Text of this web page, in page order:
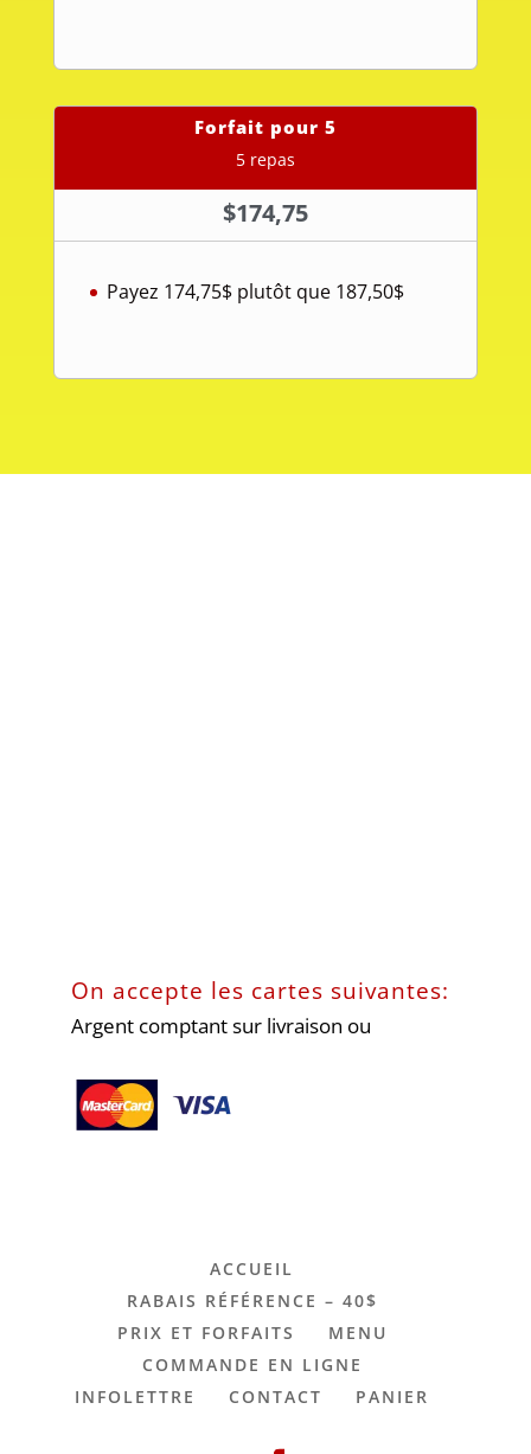
Forfait pour 5
5 repas
$174,75
Payez 174,75$ plutôt que 187,50$
On accepte les cartes suivantes:
Argent comptant sur livraison ou
ACCUEIL
RABAIS RÉFÉRENCE – 40$
PRIX ET FORFAITS
MENU
COMMANDE EN LIGNE
INFOLETTRE
CONTACT PANIER